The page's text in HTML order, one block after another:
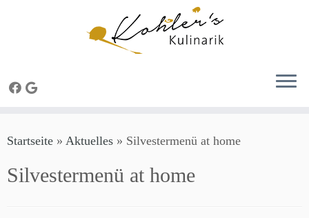
Inhalt
Startseite » Aktuelles » Silvestermenü at home
Silvestermenü at home